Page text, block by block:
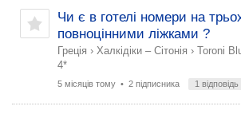
Чи є в готелі номери на
повноцінними ліжками ?
Греція › Халкідіки – Сітонія › Toroni
4*
5 місяців тому • 2 підписника 1 відповідь